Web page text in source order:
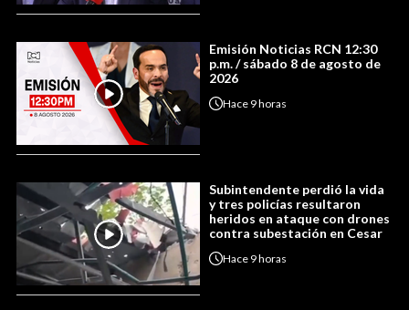
Emisión Noticias RCN 12:30
p.m. / sábado 8 de agosto de
2026
Hace 9 horas
Subintendente perdió la vida
y tres policías resultaron
heridos en ataque con drones
contra subestación en Cesar
Hace 9 horas